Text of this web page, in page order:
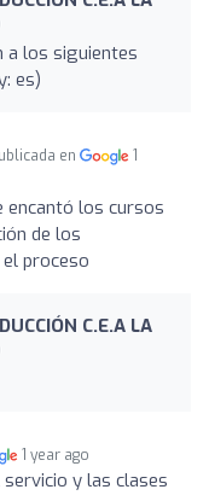
a los siguientes
es)
en
1
encantó los cursos
de los
proceso
C.E.A LA
1 year ago
y las clases